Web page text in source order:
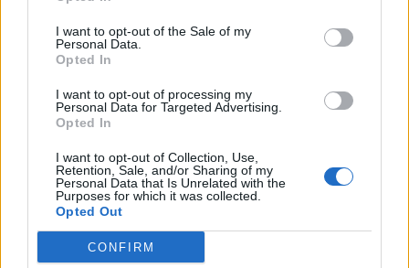
I want to opt-out of the Sale of my
Personal Data.
Opted In
I want to opt-out of processing my
Personal Data for Targeted Advertising.
Opted In
I want to opt-out of Collection, Use,
Retention, Sale, and/or Sharing of my
Personal Data that Is Unrelated with the
Purposes for which it was collected.
Opted Out
CONFIRM
obblighi imposti. Questi soldi vanno a confluire
su unfondo comune di investimento
selezionato in fase di costruzione del piano.
Ci sono poi anche app che consentono di
vantaggio di avere il beneficio fiscale se
mantenuti per almeno cinque anni. Anche qui si
possono effettuare versamenti ricorrenti da
costruire sulla base delle proprie disponibilità.